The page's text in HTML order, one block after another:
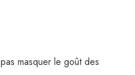
masquer le goût des